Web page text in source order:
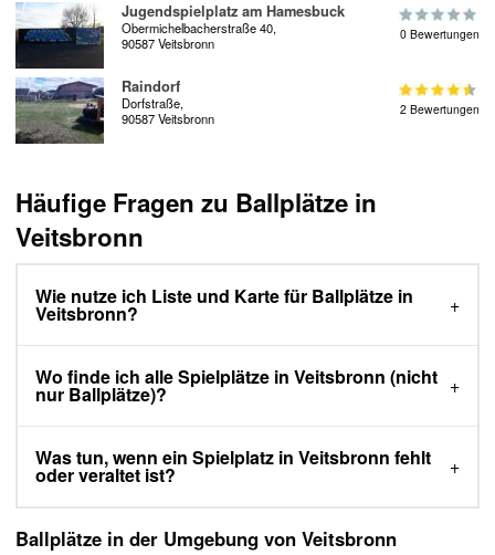
Jugendspielplatz am Hamesbuck
Obermichelbacherstraße 40,
90587 Veitsbronn
0 Bewertungen
Raindorf
Dorfstraße,
90587 Veitsbronn
2 Bewertungen
Häufige Fragen zu Ballplätze in
Veitsbronn
Wie nutze ich Liste und Karte für Ballplätze in
Veitsbronn?
Wo finde ich alle Spielplätze in Veitsbronn (nicht
nur Ballplätze)?
Was tun, wenn ein Spielplatz in Veitsbronn fehlt
oder veraltet ist?
Ballplätze in der Umgebung von Veitsbronn